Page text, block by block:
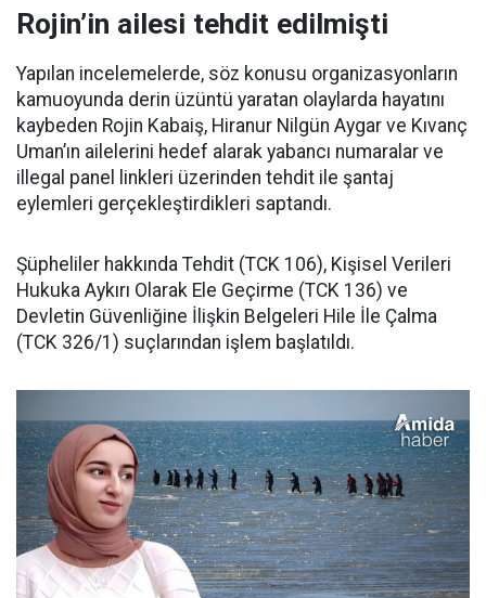
Rojin’in ailesi tehdit edilmişti
Yapılan incelemelerde, söz konusu organizasyonların
kamuoyunda derin üzüntü yaratan olaylarda hayatını
kaybeden Rojin Kabaiş, Hiranur Nilgün Aygar ve Kıvanç
Uman’ın ailelerini hedef alarak yabancı numaralar ve
illegal panel linkleri üzerinden tehdit ile şantaj
eylemleri gerçekleştirdikleri saptandı.
Şüpheliler hakkında Tehdit (TCK 106), Kişisel Verileri
Hukuka Aykırı Olarak Ele Geçirme (TCK 136) ve
Devletin Güvenliğine İlişkin Belgeleri Hile İle Çalma
(TCK 326/1) suçlarından işlem başlatıldı.